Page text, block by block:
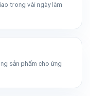
trong vài ngày làm
sản phẩm cho ứng